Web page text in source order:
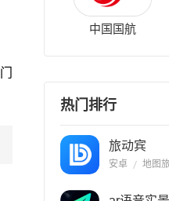
中国国航
热门排行
旅动宾
安卓 地图